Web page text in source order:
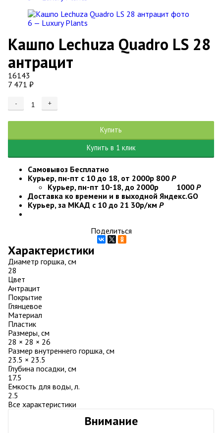
Кашпо Lechuza Quadro LS 28
антрацит
16143
7 471 ₽
- +
Купить
Купить в 1 клик
Самовывоз Бесплатно
Курьер, пн-пт с 10 до 18, от 2000р 800 Р
Курьер, пн-пт 10-18, до 2000р 1000 Р
Доставка ко времени и в выходной Яндекс.GO
Курьер, за МКАД с 10 до 21 30р/км Р
Поделиться
Характеристики
Диаметр горшка, см
28
Цвет
Антрацит
Покрытие
Глянцевое
Материал
Пластик
Размеры, см
28 × 28 × 26
Размер внутреннего горшка, см
23.5 × 23.5
Глубина посадки, см
17.5
Емкость для воды, л.
2.5
Все характеристики
Внимание